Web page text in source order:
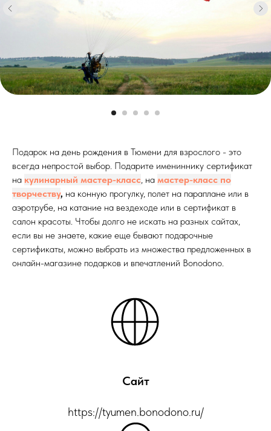
Подарок на день рождения в Тюмени для взрослого - это
всегда непростой выбор. Подарите имениннику сертификат
на кулинарный мастер-класс , на мастер-класс по
творчеству, на конную прогулку, полет на параплане или в
аэротрубе, на катание на вездеходе или в сертификат в
салон красоты. Чтобы долго не искать на разных сайтах,
если вы не знаете, какие еще бывают подарочные
сертификаты, можно выбрать из множества предложенных в
онлайн-магазине подарков и впечатлений Bonodono.
Сайт
https://tyumen.bonodono.ru/